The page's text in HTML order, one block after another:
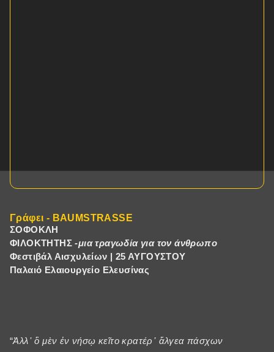
Γράφει - BAUMSTRASSE
ΣΟΦΟΚΛΗ
ΦΙΛΟΚΤΗΤΗΣ -μια τραγωδία για τον άνθρωπο
Φεστιβάλ Αισχυλείων | 25 ΑΥΓΟΥΣΤΟΥ
Παλαιό Ελαιουργείο Ελευσίνας
“Ἀλλ᾽ ὃ μὲν ἐν νήσῳ κεῖτο κρατέρ᾽ ἄλγεα πάσχων